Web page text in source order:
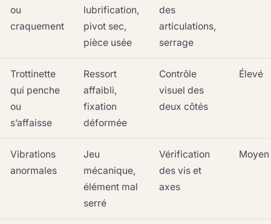
ou
craquement
lubrification,
pivot sec,
pièce usée
des
articulations,
serrage
Trottinette
qui penche
ou
s’affaisse
Ressort
affaibli,
fixation
déformée
Contrôle
visuel des
deux côtés
Élevé
Vibrations
anormales
Jeu
mécanique,
élément mal
serré
Vérification
des vis et
axes
Moyen